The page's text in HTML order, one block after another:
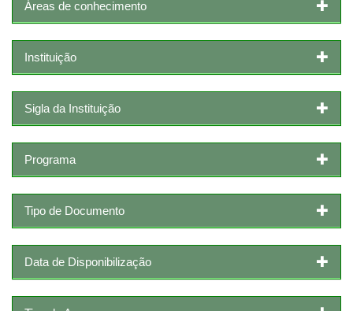
Áreas de conhecimento
Instituição
Sigla da Instituição
Programa
Tipo de Documento
Data de Disponibilização